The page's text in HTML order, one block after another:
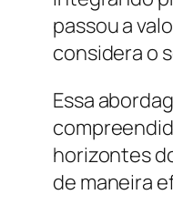
passou a
considera o
Essa
horizontes
de maneira